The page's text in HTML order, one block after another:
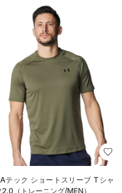
テック ショートスリーブ Tシャ
2.0（トレーニング/MEN）